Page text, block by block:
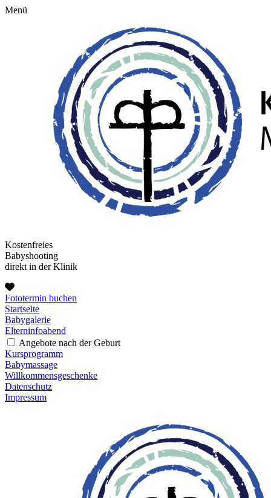
Menü
Kostenfreies
Babyshooting
direkt in der Klinik
Fototermin buchen
Startseite
Babygalerie
Elterninfoabend
Angebote nach der Geburt
Kursprogramm
Babymassage
Willkommensgeschenke
Datenschutz
Impressum